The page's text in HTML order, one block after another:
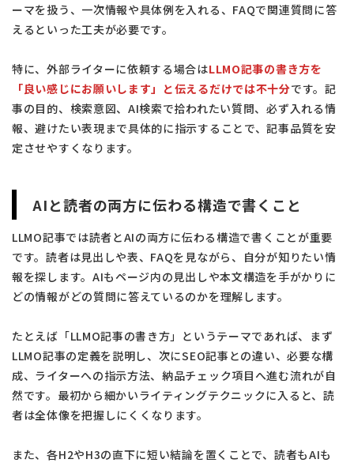
ーマを扱う、一次情報や具体例を入れる、FAQで関連質問に答
えるといった工夫が必要です。
特に、外部ライターに依頼する場合はLLMO記事の書き方を
「良い感じにお願いします」と伝えるだけでは不十分です。記
事の目的、検索意図、AI検索で拾われたい質問、必ず入れる情
報、避けたい表現まで具体的に指示することで、記事品質を安
定させやすくなります。
AIと読者の両方に伝わる構造で書くこと
LLMO記事では読者とAIの両方に伝わる構造で書くことが重要
です。読者は見出しや表、FAQを見ながら、自分が知りたい情
報を探します。AIもページ内の見出しや本文構造を手がかりに
どの情報がどの質問に答えているのかを理解します。
たとえば「LLMO記事の書き方」というテーマであれば、まず
LLMO記事の定義を説明し、次にSEO記事との違い、必要な構
成、ライターへの指示方法、納品チェック項目へ進む流れが自
然です。最初から細かいライティングテクニックに入ると、読
者は全体像を把握しにくくなります。
また、各H2やH3の直下に短い結論を置くことで、読者もAIも